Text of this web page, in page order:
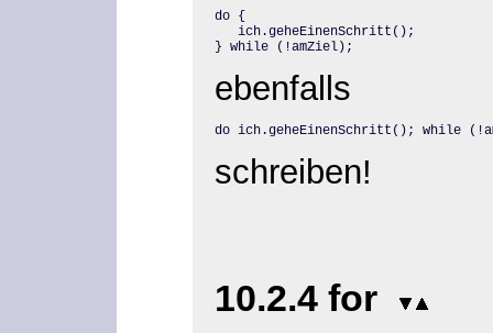
do {
   ich.geheEinenSchritt();
} while (!amZiel);
ebenfalls
do ich.geheEinenSchritt(); while
schreiben!
10.2.4 for